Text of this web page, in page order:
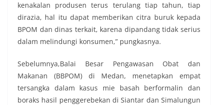
kenakalan produsen terus terulang tiap tahun, tiap
dirazia, hal itu dapat memberikan citra buruk kepada
BPOM dan dinas terkait, karena dipandang tidak serius
dalam melindungi konsumen,” pungkasnya.
Sebelumnya,Balai Besar Pengawasan Obat dan
Makanan (BBPOM) di Medan, menetapkan empat
tersangka dalam kasus mie basah berformalin dan
boraks hasil penggerebekan di Siantar dan Simalungun